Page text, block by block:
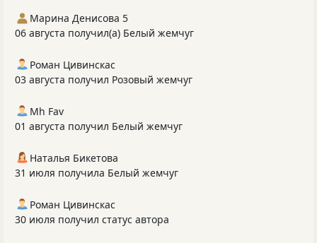
Марина Денисова 5
06 августа получил(а) Белый жемчуг
Роман Цивинскас
03 августа получил Розовый жемчуг
Mh Fav
01 августа получил Белый жемчуг
Наталья Бикетова
31 июля получила Белый жемчуг
Роман Цивинскас
30 июля получил статус автора